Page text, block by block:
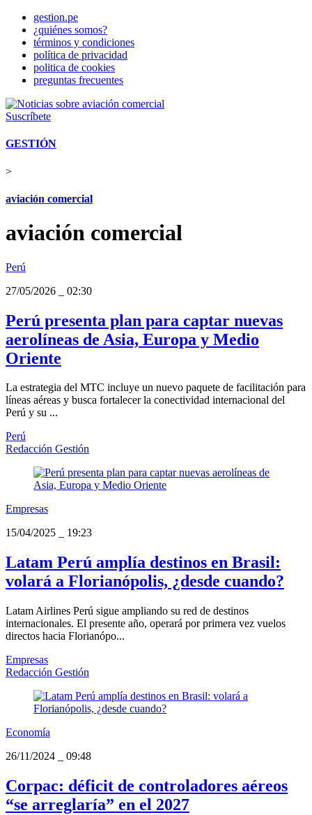
gestion.pe
¿quiénes somos?
términos y condiciones
política de privacidad
politica de cookies
preguntas frecuentes
Suscríbete
GESTIÓN
>
aviación comercial
aviación comercial
Perú
27/05/2026
02:30
Perú presenta plan para captar nuevas
aerolíneas de Asia, Europa y Medio
Oriente
La estrategia del MTC incluye un nuevo paquete de facilitación para
líneas aéreas y busca fortalecer la conectividad internacional del
Perú y su ...
Perú
Redacción Gestión
Empresas
15/04/2025
19:23
Latam Perú amplía destinos en Brasil:
volará a Florianópolis, ¿desde cuando?
Latam Airlines Perú sigue ampliando su red de destinos
internacionales. El presente año, operará por primera vez vuelos
directos hacia Florianópo...
Empresas
Redacción Gestión
Economía
26/11/2024
09:48
Corpac: déficit de controladores aéreos
“se arreglaría” en el 2027